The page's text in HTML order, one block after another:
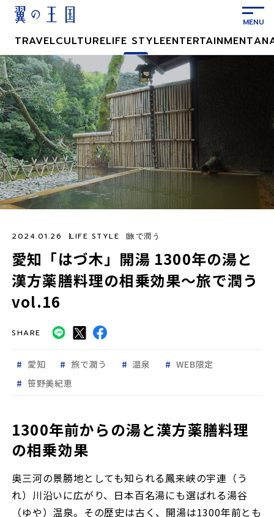
ン
テ
ン
ツ
に
ス
キ
ッ
プ
TRAVELCULTURELIFE STYLEENTERTAINMENT
愛知「はづ木」開湯 1300年の湯と
漢方薬膳料理の相乗効果〜旅で潤う
vol.16
2024.01.26 LIFE STYLE 旅で潤う
SHARE
愛知 旅で潤う 温泉
WEB限定
笹野美紀恵
1300年前からの湯と漢方薬膳料理
の相乗効果
奥三河の景勝地としても知られる鳳来峡の宇連（う
れ）川沿いに広がり、日本百名湯にも選ばれる湯谷
（ゆや）温泉。その歴史は古く、開湯は1300年前とも